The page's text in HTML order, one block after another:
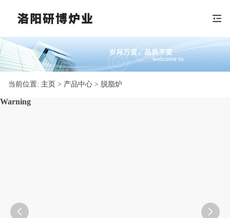
当前位置: 主页 > 产品中心 > 脱脂炉
: Undefined array key "pic" in
 